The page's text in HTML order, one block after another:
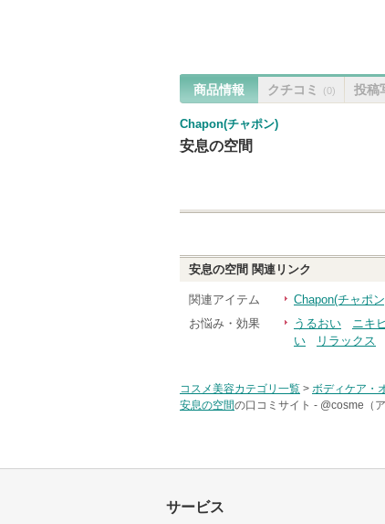
商品情報 クチコミ (0) 投稿
Chapon(チャポン)
安息の空間
安息の空間 関連リンク
関連アイテム Chapon(チャポ
お悩み・効果
うるおい ニキ
い
リラックス
コスメ美容カテゴリ一覧 > ボディケア・
安息の空間の口コミサイト - @cosme（
サービス